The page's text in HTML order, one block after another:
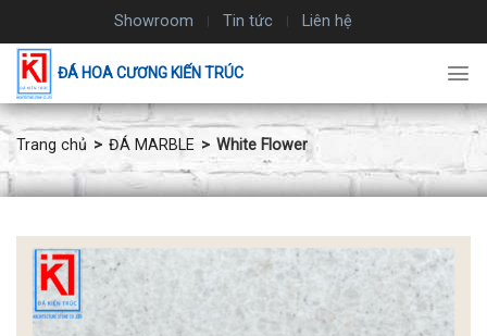
nội
dung
Showroom Tin tức Liên hệ
ĐÁ HOA CƯƠNG KIẾN TRÚC
Trang chủ ĐÁ MARBLE White Flower